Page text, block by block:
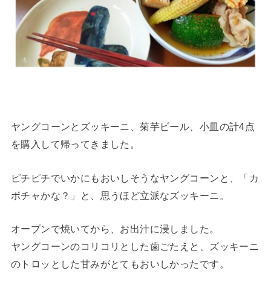
ヤングコーンとズッキーニ、菊芋ビール、小皿の計4点
を購入して帰ってきました。
ピチピチでいかにもおいしそうなヤングコーンと、「カ
ボチャかな？」と、思うほど立派なズッキーニ。
オーブンで焼いてから、お出汁に浸しました。
ヤングコーンのコリコリとした歯ごたえと、ズッキーニ
のトロッとした甘みがとてもおいしかったです。